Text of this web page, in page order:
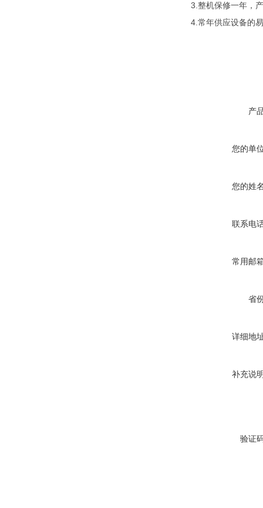
3.整机保修一年，
4.常年供应设备的
产
您的单
您的姓
联系电
常用邮
省
详细地
补充说
验证